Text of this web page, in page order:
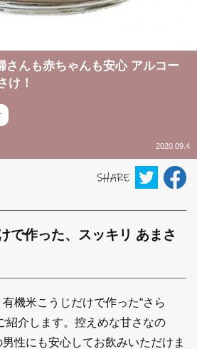
さんも赤ちゃんも安心 アルコー
け！
2020.09.4
で作った、スッキリ あまさ
機米こうじだけで作った“さら
紹介します。控えめな甘さなの
性にも安心してお飲みいただけま